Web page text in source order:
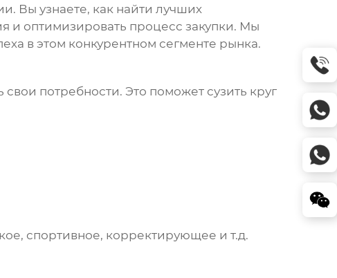
Вы узнаете, как найти лучших
и оптимизировать процесс закупки. Мы
в этом конкурентном сегменте рынка.
потребности. Это поможет сузить круг
спортивное, корректирующее и т.д.